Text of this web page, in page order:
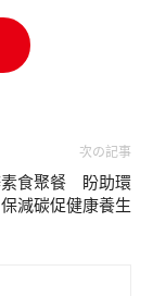
次の記事
素食聚餐 盼助環
保減碳促健康養生